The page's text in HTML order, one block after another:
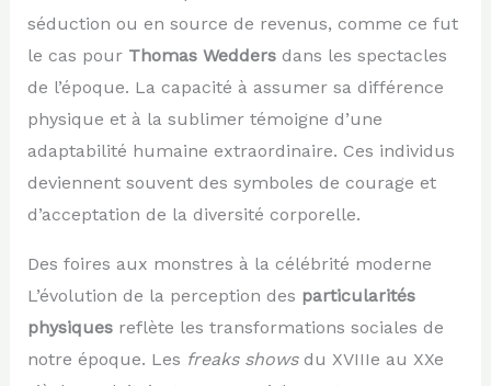
séduction ou en source de revenus, comme ce fut
le cas pour Thomas Weddersdans les spectacles
de l’époque. La capacité à assumer sa différence
physique et à la sublimer témoigne d’une
adaptabilité humaine extraordinaire. Ces individus
deviennent souvent des symboles de courage et
d’acceptation de la diversité corporelle.
Des foires aux monstres à la célébrité moderne
L’évolution de la perception des particularités
physiquesreflète les transformations sociales de
notre époque. Les freaks showsdu XVIIIe au XXe